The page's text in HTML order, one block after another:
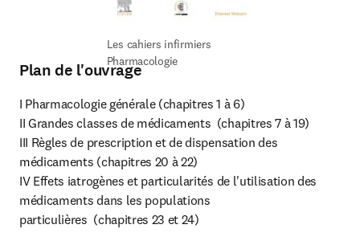
Les cahiers infirmiers
Pharmacologie
Plan de l'ouvrage
I Pharmacologie générale (chapitres 1 à 6)
II Grandes classes de médicaments  (chapitres 7 à 19)
III Règles de prescription et de dispensation des
médicaments (chapitres 20 à 22)
IV Effets iatrogènes et particularités de l'utilisation des
médicaments dans les populations
particulières  (chapitres 23 et 24)